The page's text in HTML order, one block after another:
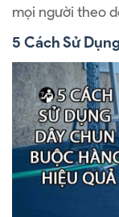
mọi người theo
5 Cách Sử